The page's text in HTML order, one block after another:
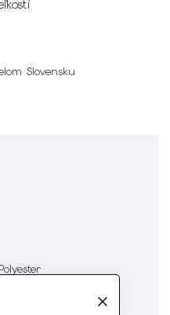
Slovensku